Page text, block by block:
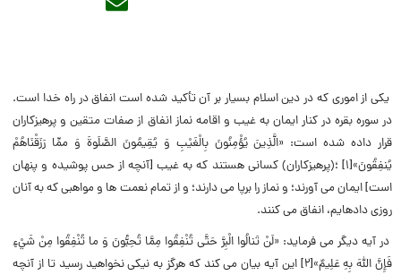
یکی از اموری که در دین اسلام بسیار بر آن تأکید شده است انفاق در راه خدا است.
در سوره بقره در کنار ایمان به غیب و اقامه نماز انفاق از صفات متقین و پرهیزکاران
قرار داده شده است: «الَّذِينَ يُؤْمِنُونَ بِالْغَيْبِ وَ يُقِيمُونَ الصَّلَوةَ وَ ممِّا رَزَقْنَاهُمْ
يُنفِقُونَ»[1] ؛(پرهيزكاران) كسانى هستند كه به غيب [آنچه از حس پوشيده و پنهان
است‏] ايمان مى‏ آورند؛ و نماز را برپا مى‏ دارند؛ و از تمام نعمت ها و مواهبى كه به آنان
روزى داده‏ايم، انفاق مى ‏كنند.
در آیه دیگر می فرماید: «لَنْ تَنالُوا الْبِرَّ حَتَّى تُنْفِقُوا مِمَّا تُحِبُّونَ وَ ما تُنْفِقُوا مِنْ شَيْ‏ءٍ
فَإِنَّ اللَّهَ بِهِ عَلِيمٌ»[2] این آیه بیان می کند که هرگز به نيكى نخواهيد رسيد تا از آنچه